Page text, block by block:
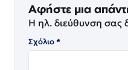
Αφήστε μια
Η ηλ. διεύθυνση σας
Σχόλιο*